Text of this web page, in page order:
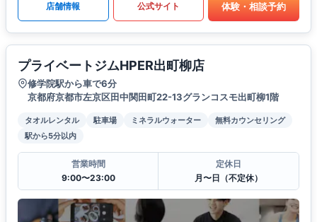
店舗情報 公式サイト 体験・相談予約
プライベートジムHPER出町柳店
修学院駅から車で6分
京都府京都市左京区田中関田町22-13グランコスモ出町柳1階
タオルレンタル 駐車場 ミネラルウォーター
無料カウンセリング
駅から5分以内
営業時間
9:00〜23:00
定休日
月〜日（不定休）